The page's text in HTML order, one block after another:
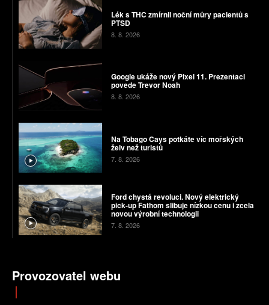
Lék s THC zmírnil noční můry pacientů s
PTSD
8. 8. 2026
Google ukáže nový Pixel 11. Prezentaci
povede Trevor Noah
8. 8. 2026
Na Tobago Cays potkáte víc mořských
želv než turistů
7. 8. 2026
Ford chystá revoluci. Nový elektrický
pick-up Fathom slibuje nízkou cenu i zcela
novou výrobní technologii
7. 8. 2026
Provozovatel webu